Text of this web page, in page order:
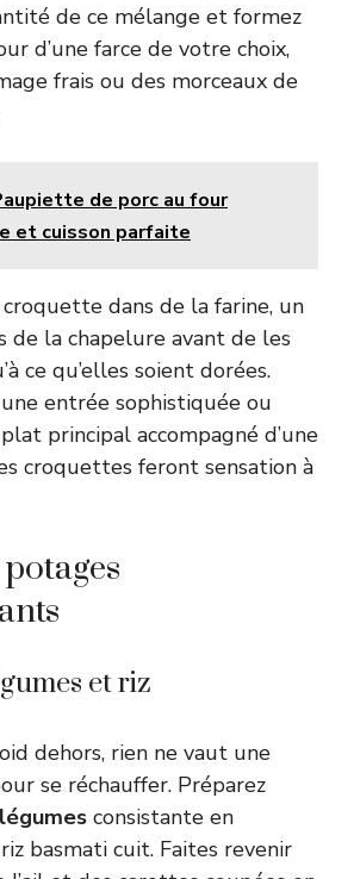
de ce mélange et formez
d’une farce de votre choix,
frais ou des morceaux de
de porc au four
et cuisson parfaite
croquette dans de la farine, un
la chapelure avant de les
ce qu’elles soient dorées.
entrée sophistiquée ou
principal accompagné d’une
croquettes feront sensation à
et riz
dehors, rien ne vaut une
se réchauffer. Préparez
consistante en
basmati cuit. Faites revenir